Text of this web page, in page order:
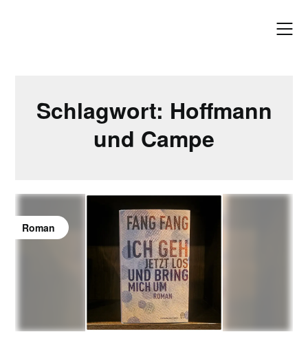
Schlagwort: Hoffmann
und Campe
Roman